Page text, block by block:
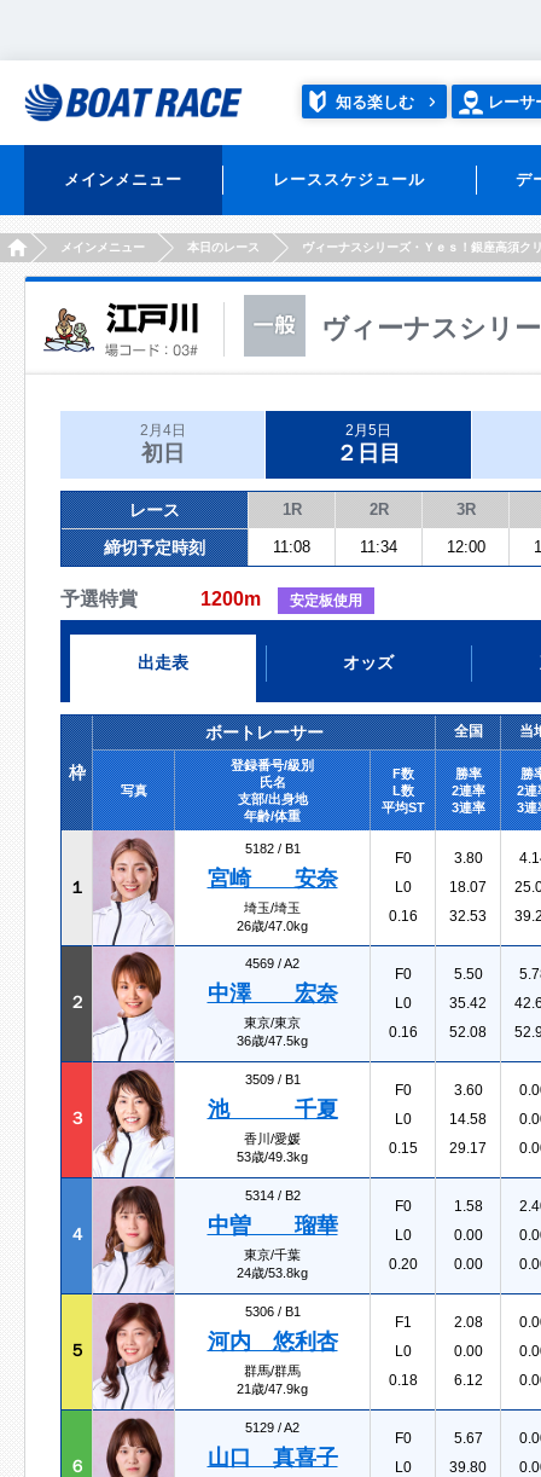
知る楽しむ レーサ
メインメニュー レーススケジュール デ
HOMEメインメニュー 本日のレース ヴィーナスシリーズ・Ｙｅｓ！銀座高須ク
ヴィーナスシリ
2月4日
初日
2月5日
２日目
レース 1R 2R 3R
締切予定時刻 11:08 11:34 12:00
予選特賞 1200m 安定板使用
出走表 オッズ
枠
ボートレーサー 全国 当
写真
登録番号/級別
氏名
支部/出身地
年齢/体重
F数
L数
平均ST
勝率
2連率
3連率
勝
2連
3連
１
5182 / B1
宮崎 安奈
埼玉/埼玉
26歳/47.0kg
F0
L0
0.16
3.80
18.07
32.53
２
4569 /A2
中澤 宏奈
東京/東京
36歳/47.5kg
F0
L0
0.16
5.50
35.42
52.08
３
3509 / B1
池 千夏
香川/愛媛
53歳/49.3kg
F0
L0
0.15
3.60
14.58
29.17
４
5314 / B2
中曽 瑠華
東京/千葉
24歳/53.8kg
F0
L0
0.20
1.58
0.00
0.00
５
5306 / B1
河内 悠利杏
群馬/群馬
21歳/47.9kg
F1
L0
0.18
2.08
0.00
6.12
６
5129 /A2
山口 真喜子
F0
L0
5.67
39.80